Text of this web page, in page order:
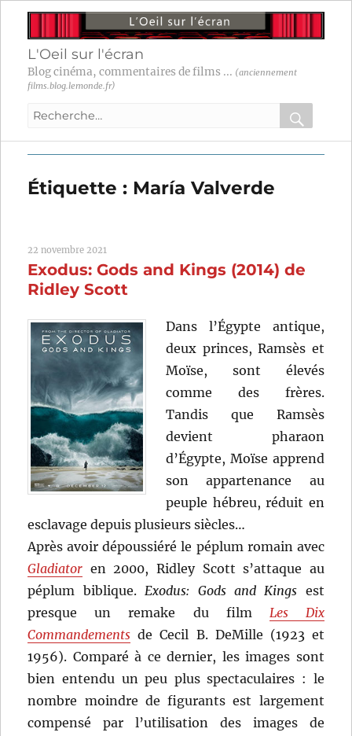
L'Oeil sur l'écran
Blog cinéma, commentaires de films ... (anciennement
films.blog.lemonde.fr)
Recherche
:
OK
Étiquette : María Valverde
22 novembre 2021
Exodus: Gods and Kings (2014) de
Ridley Scott
Dans l’Égypte antique,
deux princes, Ramsès et
Moïse, sont élevés
comme des frères.
Tandis que Ramsès
devient pharaon
d’Égypte, Moïse apprend
son appartenance au
peuple hébreu, réduit en
esclavage depuis plusieurs siècles…
Après avoir dépoussiéré le péplum romain avec
Gladiator en 2000, Ridley Scott s’attaque au
péplum biblique.Exodus: Gods and Kings est
presque un remake du film Les Dix
Commandements de Cecil B. DeMille (1923 et
1956). Comparé à ce dernier, les images sont
bien entendu un peu plus spectaculaires : le
nombre moindre de figurants est largement
compensé par l’utilisation des images de